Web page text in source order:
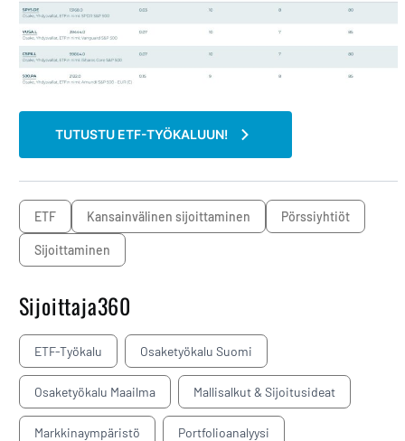
TUTUSTU ETF-TYÖKALUUN!
ETF kansainvälinen sijoittaminen pörssiyhtiöt
sijoittaminen
Sijoittaja360
ETF-Työkalu Osaketyökalu Suomi
Osaketyökalu Maailma Mallisalkut & Sijoitusideat
Markkinaympäristö Portfolioanalyysi